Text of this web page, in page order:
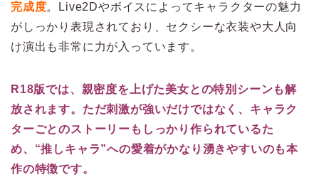
完成度。Live2Dやボイスによってキャラクターの魅力
がしっかり表現されており、セクシーな衣装や大人向
け演出も非常に力が入っています。
R18版では、親密度を上げた美女との特別シーンも解
放されます。ただ刺激が強いだけではなく、キャラク
ターごとのストーリーもしっかり作られているた
め、“推しキャラ”への愛着がかなり湧きやすいのも本
作の特徴です。